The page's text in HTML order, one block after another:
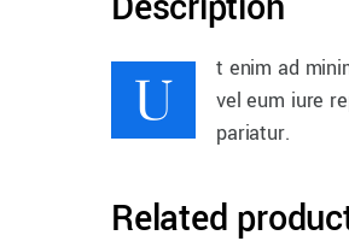
U
t enim ad
vel eum iure
pariatur.
Related